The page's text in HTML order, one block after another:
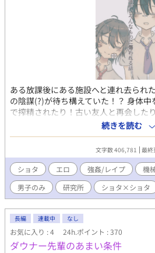
ある放課後にある施設へと連れ去られ
の陰謀(?)が待ち構えていた！？ 身体
で搾精されたり！古い友人と再会した
え、ショタたちはこの施設から無事脱
ン腐男子変態おじさんがお送りする 涙
のコメディ(?)BL小説をお楽しみくだ
ると、今後のネタにさせていただきま
ださい！ ※原稿データ消失により、し
(2022.12.12~) ↪︎立ち直ったので連載開
6.5,2023 ついに！本編完結いたしまし
とうございました！ 12.2,2023 本編新
ズン２もお楽しみくださいっっ！ 基本
やる気が出ると頻度が上がります。 や
てると思うので ツイッターのフォロー
https://twitter.com/shotakon_danshi
続きを読む
文字数 406,781 最終
ショタ エロ 強姦/レイプ 機
男子のみ
研究所 ショタ×ショタ
長編 連載中 なし
お気に入り : 4 24h.ポイント : 370
ダウナー先輩のあまい条件